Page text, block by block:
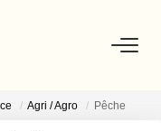
Agri / Agro Pêche